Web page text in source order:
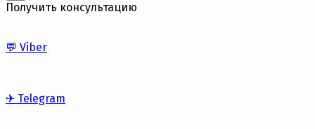
Получить консультацию
💬 Viber
✈ Telegram